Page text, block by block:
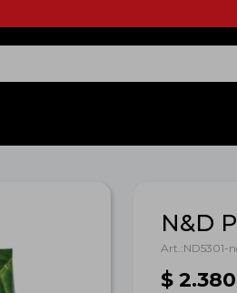
N&D
ND5301-
$ 2.380